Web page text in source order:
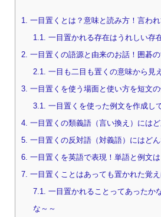
1. 一目置くとは？意味と読み方！言わ
1.1. 一目置かれる存在はうれしい存
2. 一目置くの語源と由来のお話！囲碁
2.1. 一目も二目も置くの意味から見
3. 一目置くを使う場面と使い方を短文の
3.1. 一目置くを使った例文を作成し
4. 一目置くの類義語（言い換え）には
5. 一目置くの反対語（対義語）にはど
6. 一目置くを英語で表現！単語と例文
7. 一目置くことはあっても置かれた覚
7.1. 一目置かれることってあったか
な～～